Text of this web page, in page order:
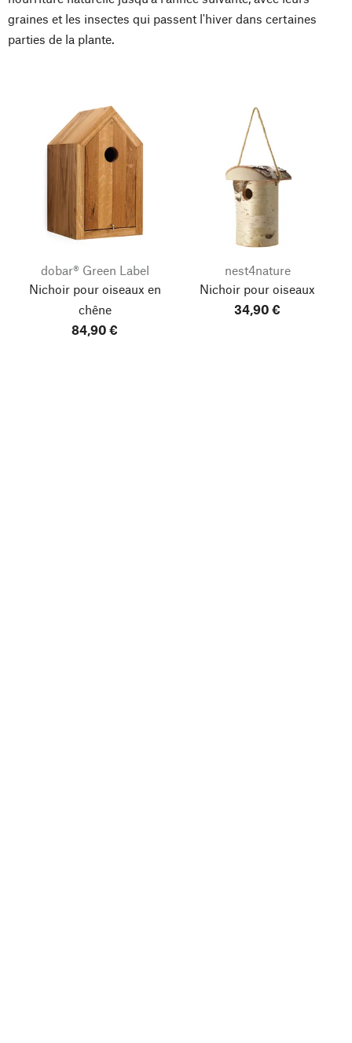
graines et les insectes qui passent l'hiver dans certaines
parties de la plante.
dobar® Green Label
Nichoir pour oiseaux en
chêne
84,90 €
nest4nature
Nichoir pour oiseaux
34,90 €